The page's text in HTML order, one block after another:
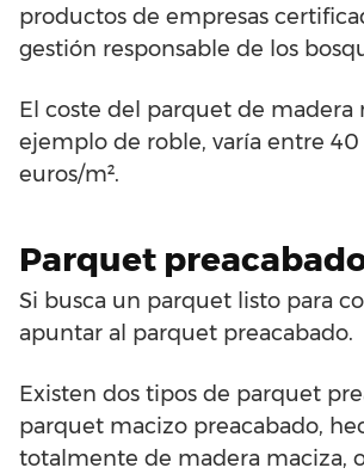
productos de empresas
gestión responsable de los
El coste del parquet de madera
ejemplo de roble, varía entre 40
euros/m².
Parquet
Si busca un parquet listo para
apuntar al parquet preacabado.
Existen dos tipos de parquet
parquet macizo preacabado,
totalmente de madera maciza,